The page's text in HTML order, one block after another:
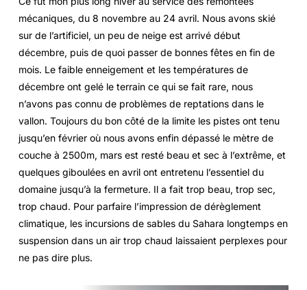
mécaniques, du 8 novembre au 24 avril. Nous avons skié
sur de l’artificiel, un peu de neige est arrivé début
décembre, puis de quoi passer de bonnes fêtes en fin de
mois. Le faible enneigement et les températures de
décembre ont gelé le terrain ce qui se fait rare, nous
n’avons pas connu de problèmes de reptations dans le
vallon. Toujours du bon côté de la limite les pistes ont tenu
jusqu’en février où nous avons enfin dépassé le mètre de
couche à 2500m, mars est resté beau et sec à l’extrême, et
quelques giboulées en avril ont entretenu l’essentiel du
domaine jusqu’à la fermeture. Il a fait trop beau, trop sec,
trop chaud. Pour parfaire l’impression de dérèglement
climatique, les incursions de sables du Sahara longtemps en
suspension dans un air trop chaud laissaient perplexes pour
ne pas dire plus.